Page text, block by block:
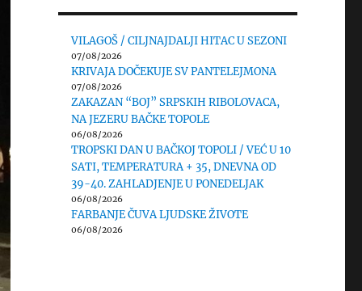
VILAGOŠ / CILJNAJDALJI HITAC U SEZONI
07/08/2026
KRIVAJA DOČEKUJE SV PANTELEJMONA
07/08/2026
ZAKAZAN “BOJ” SRPSKIH RIBOLOVACA,
NA JEZERU BAČKE TOPOLE
06/08/2026
TROPSKI DAN U BAČKOJ TOPOLI / VEĆ U 10
SATI, TEMPERATURA + 35, DNEVNA OD
39-40. ZAHLADJENJE U PONEDELJAK
06/08/2026
FARBANJE ČUVA LJUDSKE ŽIVOTE
06/08/2026